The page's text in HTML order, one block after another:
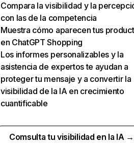
Compara la visibilidad y la
con las de la competencia
Muestra cómo aparecen tus
en ChatGPT Shopping
Los informes personalizables y la
asistencia de expertos te ayudan a
proteger tu mensaje y a convertir la
visibilidad de la IA en crecimiento
cuantificable
Comsulta tu visibilidad en la IA →